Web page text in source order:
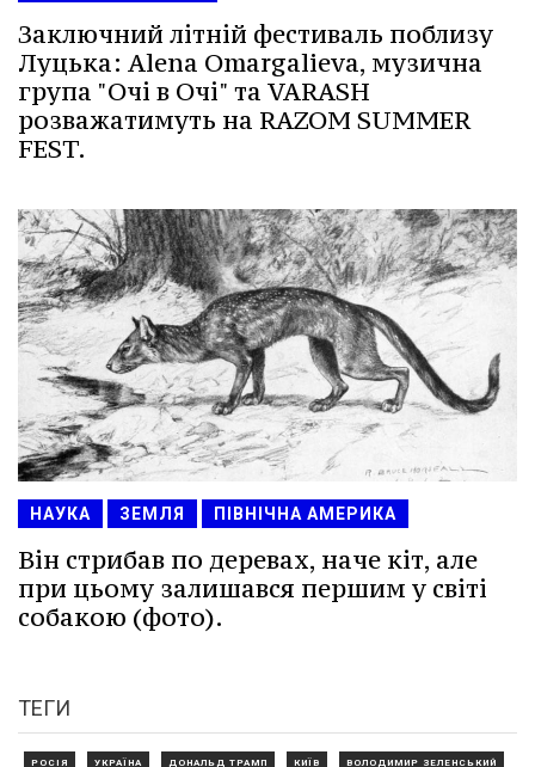
Заключний літній фестиваль поблизу
Луцька: Alena Omargalieva, музична
група "Очі в Очі" та VARASH
розважатимуть на RAZOM SUMMER
FEST.
НАУКА ЗЕМЛЯ ПІВНІЧНА АМЕРИКА
Він стрибав по деревах, наче кіт, але
при цьому залишався першим у світі
собакою (фото).
ТЕГИ
РОСІЯ УКРАЇНА ДОНАЛЬД ТРАМП КИЇВ ВОЛОДИМИР ЗЕЛЕНСЬКИЙ